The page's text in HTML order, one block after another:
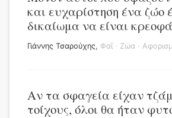
και ευχαρίστηση ένα ζώο
δικαίωμα να είναι
Γιάννης Τσαρούχης, Φαΐ· Ζώα ·
Αν τα σφαγεία είχαν
τοίχους, όλοι θα ήταν